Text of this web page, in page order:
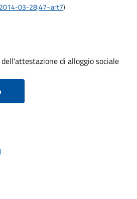
03-28;47~art7)
di alloggio sociale